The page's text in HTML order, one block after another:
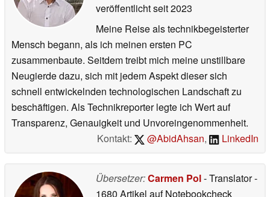
veröffentlichtseit 2023
Meine Reise als technikbegeisterter
Mensch begann, als ich meinen ersten PC
zusammenbaute. Seitdem treibt mich meine unstillbare
Neugierde dazu, sich mit jedem Aspekt dieser sich
schnell entwickelnden technologischen Landschaft zu
beschäftigen. Als Technikreporter legte ich Wert auf
Transparenz, Genauigkeit und Unvoreingenommenheit.
Kontakt:
@AbidAhsan, LinkedIn
Übersetzer:Carmen Pol- Translator-
1680 Artikel auf Notebookcheck